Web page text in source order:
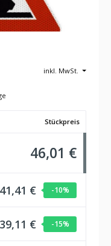
inkl. MwSt.
Stückpreis
46,01 €
41,41 € -10%
39,11 € -15%